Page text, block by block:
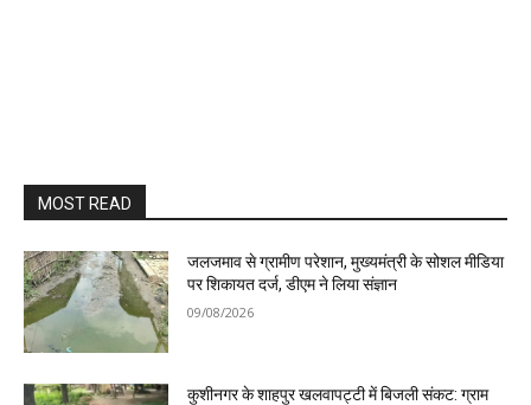
MOST READ
जलजमाव से ग्रामीण परेशान, मुख्यमंत्री के सोशल मीडिया
पर शिकायत दर्ज, डीएम ने लिया संज्ञान
09/08/2026
कुशीनगर के शाहपुर खलवापट्टी में बिजली संकट: ग्राम